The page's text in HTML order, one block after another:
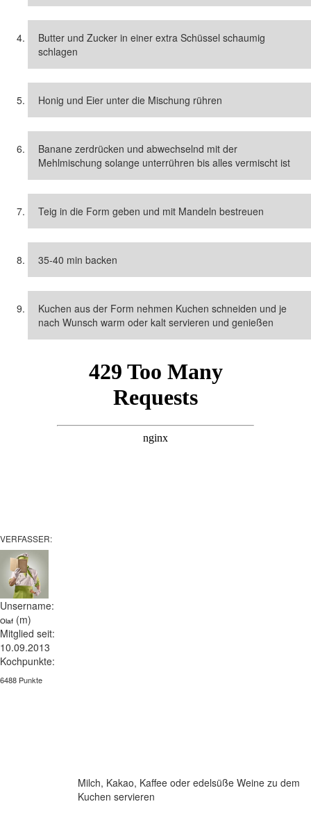
Butter und Zucker in einer extra Schüssel schaumig
schlagen
Honig und Eier unter die Mischung rühren
Banane zerdrücken und abwechselnd mit der
Mehlmischung solange unterrühren bis alles vermischt ist
Teig in die Form geben und mit Mandeln bestreuen
35-40 min backen
Kuchen aus der Form nehmen Kuchen schneiden und je
nach Wunsch warm oder kalt servieren und genießen
VERFASSER:
Unsername:
Olaf (m)
Mitglied seit:
10.09.2013
Kochpunkte:
6488 Punkte
Milch, Kakao, Kaffee oder edelsüße Weine zu dem
Kuchen servieren